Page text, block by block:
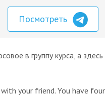
Посмотреть
в группу курса, а
your friend. You have